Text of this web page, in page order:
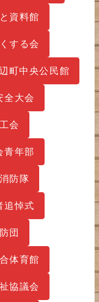
資料館
する会
町中央公民館
全大会
会
青年部
防隊
追悼式
団
体育館
協議会